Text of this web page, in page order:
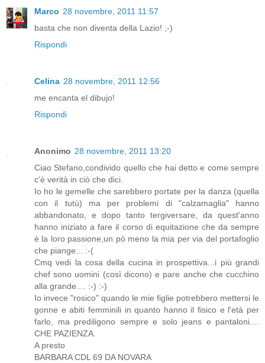
Marco 28 novembre, 2011 11:57
basta che non diventa della Lazio! ;-)
Rispondi
Celina 28 novembre, 2011 12:56
me encanta el dibujo!
Rispondi
Anonimo 28 novembre, 2011 13:20
Ciao Stefano,condivido quello che hai detto e come sempre
c'è verità in ciò che dici.
Io ho le gemelle che sarebbero portate per la danza (quella
con il tutù) ma per problemi di "calzamaglia" hanno
abbandonato, e dopo tanto tergiversare, da quest'anno
hanno iniziato a fare il corso di equitazione che da sempre
è la loro passione,un pò meno la mia per via del portafoglio
che piange... :-(
Cmq vedi la cosa della cucina in prospettiva...i più grandi
chef sono uomini (così dicono) e pare anche che cucchino
alla grande.... :-) :-)
Io invece "rosico" quando le mie figlie potrebbero mettersi le
gonne e abiti femminili in quanto hanno il fisico e l'età per
farlo, ma prediligono sempre e solo jeans e pantaloni....
CHE PAZIENZA.
A presto
BARBARA CDL 69 DA NOVARA